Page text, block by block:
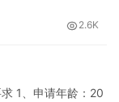
2.6K
1、申请年龄：20